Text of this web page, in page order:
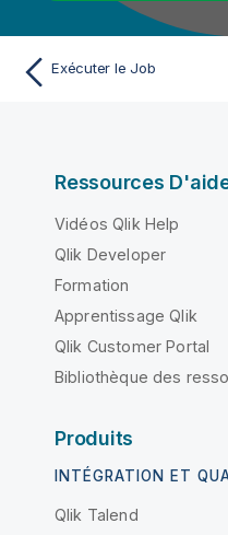
Exécuter le Job
Ressources
Vidéos Qlik Help
Qlik Developer
Formation
Apprentissage Qlik
Qlik Customer Portal
Bibliothèque des
Produits
INTÉGRATION ET
Qlik Talend